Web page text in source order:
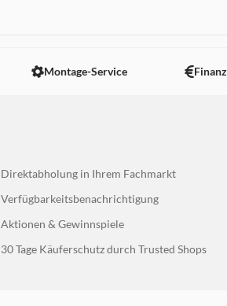
Montage-Service
Direktabholung in Ihrem Fachmarkt
Verfügbarkeitsbenachrichtigung
Aktionen & Gewinnspiele
30 Tage Käuferschutz durch Trusted Shops